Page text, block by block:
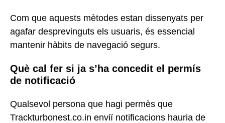
Com que aquests mètodes estan dissenyats per
agafar desprevinguts els usuaris, és essencial
mantenir hàbits de navegació segurs.
Què cal fer si ja s’ha concedit el permís
de notificació
Qualsevol persona que hagi permès que
Trackturbonest.co.in enviï notificacions hauria de